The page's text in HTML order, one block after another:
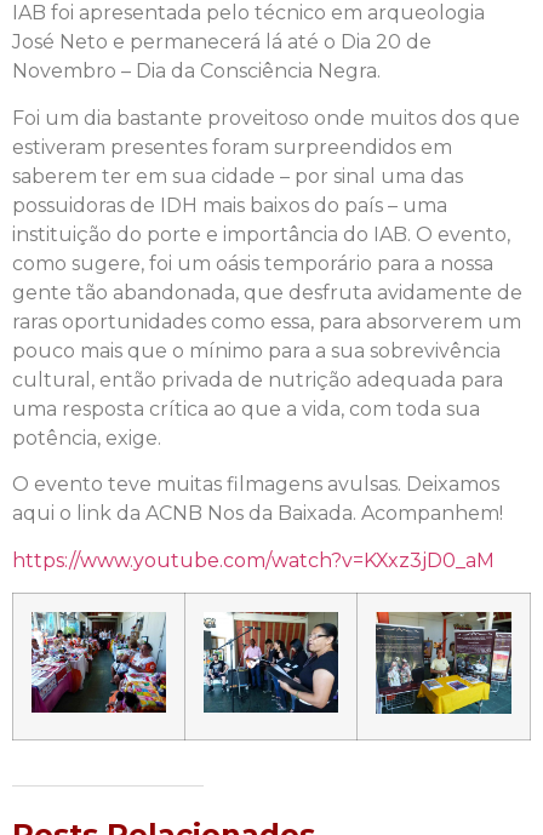
IAB foi apresentada pelo técnico em arqueologia
José Neto e permanecerá lá até o Dia 20 de
Novembro – Dia da Consciência Negra.
Foi um dia bastante proveitoso onde muitos dos que
estiveram presentes foram surpreendidos em
saberem ter em sua cidade – por sinal uma das
possuidoras de IDH mais baixos do país – uma
instituição do porte e importância do IAB. O evento,
como sugere, foi um oásis temporário para a nossa
gente tão abandonada, que desfruta avidamente de
raras oportunidades como essa, para absorverem um
pouco mais que o mínimo para a sua sobrevivência
cultural, então privada de nutrição adequada para
uma resposta crítica ao que a vida, com toda sua
potência, exige.
O evento teve muitas filmagens avulsas. Deixamos
aqui o link da ACNB Nos da Baixada. Acompanhem!
https://www.youtube.com/watch?v=KXxz3jD0_aM